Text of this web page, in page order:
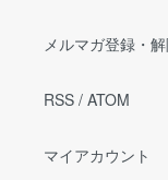
メルマガ登録・
RSS / ATOM
マイアカウント